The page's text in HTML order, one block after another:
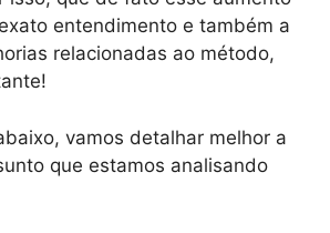
entendimento e também a
relacionadas ao método,
vamos detalhar melhor a
que estamos analisando